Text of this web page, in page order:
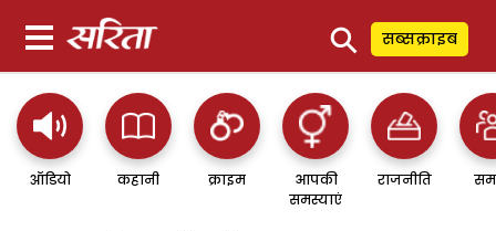
⚲ सब्सक्राइब
ऑडियो कहानी क्राइम
आपकी
समस्याएं
राजनीति